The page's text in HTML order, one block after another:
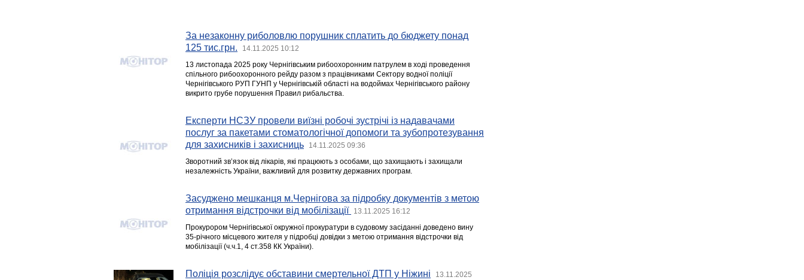
За незаконну риболовлю порушник сплатить до бюджету понад
125 тис.грн.
14.11.2025 10:12
13 листопада 2025 року Чернігівським рибоохоронним патрулем в ході проведення
спільного рибоохоронного рейду разом з працівниками Сектору водної поліції
Чернігівського РУП ГУНП у Чернігівській області на водоймах Чернігівського району
викрито грубе порушення Правил рибальства.
Експерти НСЗУ провели виїзні робочі зустрічі із надавачами
послуг за пакетами стоматологічної допомоги та зубопротезування
для захисників і захисниць
14.11.2025 09:36
Зворотний зв’язок від лікарів, які працюють з особами, що захищають і захищали
незалежність України, важливий для розвитку державних програм.
Засуджено мешканця м.Чернігова за підробку документів з метою
отримання відстрочки від мобілізації
13.11.2025 16:12
Прокурором Чернігівської окружної прокуратури в судовому засіданні доведено вину
35-річного місцевого жителя у підробці довідки з метою отримання відстрочки від
мобілізації (ч.ч.1, 4 ст.358 КК України).
Поліція розслідує обставини смертельної ДТП у Ніжині
13.11.2025